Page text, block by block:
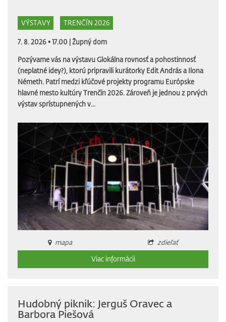
VÝSTAVY TRENČÍN 2026
7. 8. 2026 • 17.00 |Župný dom
Pozývame vás na výstavu Glokálna rovnosť a pohostinnosť
(neplatné idey?), ktorú pripravili kurátorky Edit András a Ilona
Németh. Patrí medzi kľúčové projekty programu Európske
hlavné mesto kultúry Trenčín 2026. Zároveň je jednou z prvých
výstav sprístupnených v...
mapa
zdieľať
Viac informácii
Hudobný piknik: Jerguš Oravec a
Barbora Piešová